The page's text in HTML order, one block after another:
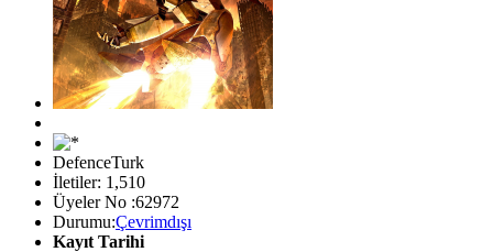
DefenceTurk
İletiler: 1,510
Üyeler No :62972
Durumu:Çevrimdışı
Kayıt Tarihi